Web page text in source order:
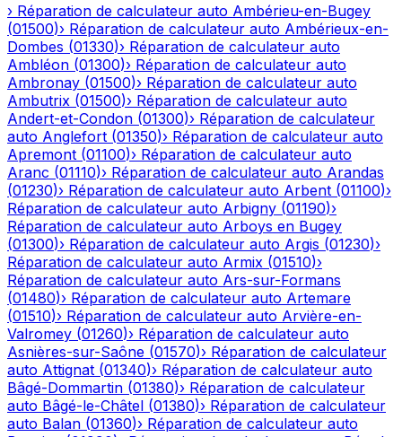
› Réparation de calculateur auto Ambérieu-en-Bugey
(01500)› Réparation de calculateur auto Ambérieux-en-
Dombes (01330)› Réparation de calculateur auto
Ambléon (01300)› Réparation de calculateur auto
Ambronay (01500)› Réparation de calculateur auto
Ambutrix (01500)› Réparation de calculateur auto
Andert-et-Condon (01300)› Réparation de calculateur
auto Anglefort (01350)› Réparation de calculateur auto
Apremont (01100)› Réparation de calculateur auto
Aranc (01110)› Réparation de calculateur auto Arandas
(01230)› Réparation de calculateur auto Arbent (01100)›
Réparation de calculateur auto Arbigny (01190)›
Réparation de calculateur auto Arboys en Bugey
(01300)› Réparation de calculateur auto Argis (01230)›
Réparation de calculateur auto Armix (01510)›
Réparation de calculateur auto Ars-sur-Formans
(01480)› Réparation de calculateur auto Artemare
(01510)› Réparation de calculateur auto Arvière-en-
Valromey (01260)› Réparation de calculateur auto
Asnières-sur-Saône (01570)› Réparation de calculateur
auto Attignat (01340)› Réparation de calculateur auto
Bâgé-Dommartin (01380)› Réparation de calculateur
auto Bâgé-le-Châtel (01380)› Réparation de calculateur
auto Balan (01360)› Réparation de calculateur auto